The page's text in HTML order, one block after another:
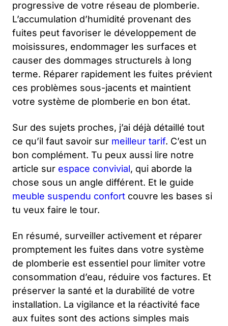
progressive de votre réseau de plomberie.
L’accumulation d’humidité provenant des
fuites peut favoriser le développement de
moisissures, endommager les surfaces et
causer des dommages structurels à long
terme. Réparer rapidement les fuites prévient
ces problèmes sous-jacents et maintient
votre système de plomberie en bon état.
Sur des sujets proches, j’ai déjà détaillé tout
ce qu’il faut savoir sur meilleur tarif. C’est un
bon complément. Tu peux aussi lire notre
article sur espace convivial, qui aborde la
chose sous un angle différent. Et le guide
meuble suspendu confort couvre les bases si
tu veux faire le tour.
En résumé, surveiller activement et réparer
promptement les fuites dans votre système
de plomberie est essentiel pour limiter votre
consommation d’eau, réduire vos factures. Et
préserver la santé et la durabilité de votre
installation. La vigilance et la réactivité face
aux fuites sont des actions simples mais